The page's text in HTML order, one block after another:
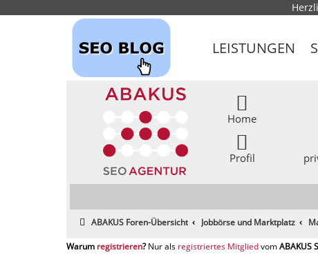
LEISTUNGEN
Home
Profil
ABAKUS Foren-Übersicht Jobbörse und Marktplatz
registrieren registriertes Mitglied